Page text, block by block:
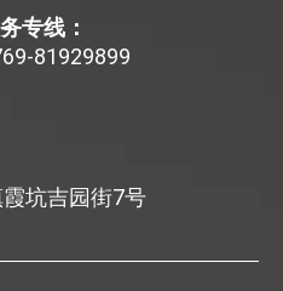
专线：
81929899
坑吉园街7号